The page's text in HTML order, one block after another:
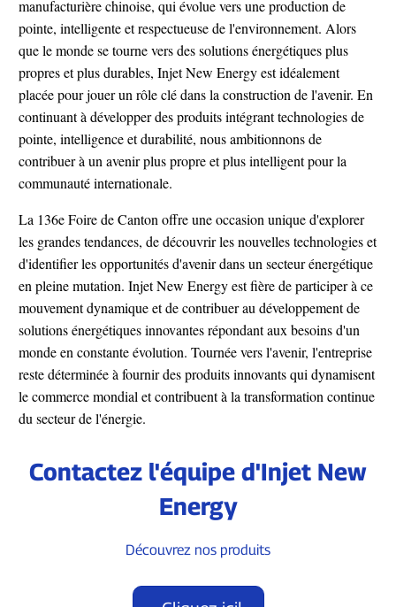
manufacturière chinoise, qui évolue vers une production de
pointe, intelligente et respectueuse de l'environnement. Alors
que le monde se tourne vers des solutions énergétiques plus
propres et plus durables, Injet New Energy est idéalement
placée pour jouer un rôle clé dans la construction de l'avenir. En
continuant à développer des produits intégrant technologies de
pointe, intelligence et durabilité, nous ambitionnons de
contribuer à un avenir plus propre et plus intelligent pour la
communauté internationale.
La 136e Foire de Canton offre une occasion unique d'explorer
les grandes tendances, de découvrir les nouvelles technologies et
d'identifier les opportunités d'avenir dans un secteur énergétique
en pleine mutation. Injet New Energy est fière de participer à ce
mouvement dynamique et de contribuer au développement de
solutions énergétiques innovantes répondant aux besoins d'un
monde en constante évolution. Tournée vers l'avenir, l'entreprise
reste déterminée à fournir des produits innovants qui dynamisent
le commerce mondial et contribuent à la transformation continue
du secteur de l'énergie.
Contactez l'équipe d'Injet New
Energy
Découvrez nos produits